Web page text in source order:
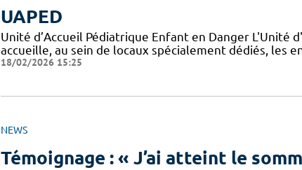
UAPED
Unité d’Accueil Pédiatrique Enfant en Danger L'Unité
accueille, au sein de locaux spécialement dédiés, les
18/02/2026 15:25
NEWS
Témoignage : « J’ai atteint le